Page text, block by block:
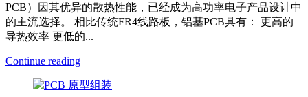
PCB）因其优异的散热性能，已经成为高功率电子产品设计中
的主流选择。 相比传统FR4线路板，铝基PCB具有： 更高的
导热效率 更低的...
Continue reading